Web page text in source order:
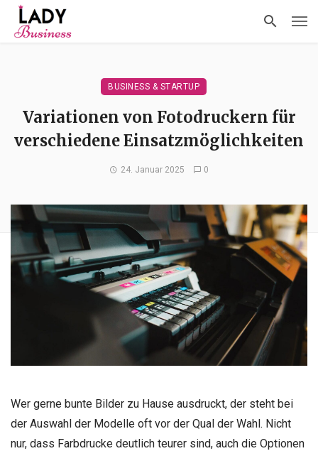
BUSINESS & STARTUP
Variationen von Fotodruckern für
verschiedene Einsatzmöglichkeiten
24. Januar 2025 0
Wer gerne bunte Bilder zu Hause ausdruckt, der steht bei
der Auswahl der Modelle oft vor der Qual der Wahl. Nicht
nur, dass Farbdrucke deutlich teurer sind, auch die Optionen